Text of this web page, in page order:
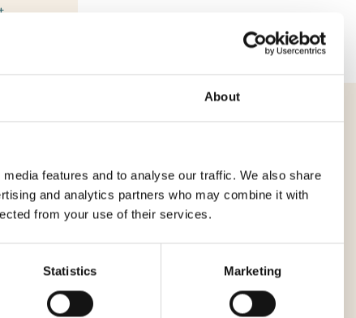
About
features and to analyse our traffic. We also share
and analytics partners who may combine it with
from your use of their services.
Statistics Marketing
TICKETS